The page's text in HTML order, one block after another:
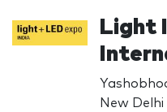
Light
New Delhi